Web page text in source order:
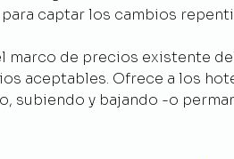
captar los cambios
marco de precios existente
aceptables. Ofrece a los
subiendo y bajando -o